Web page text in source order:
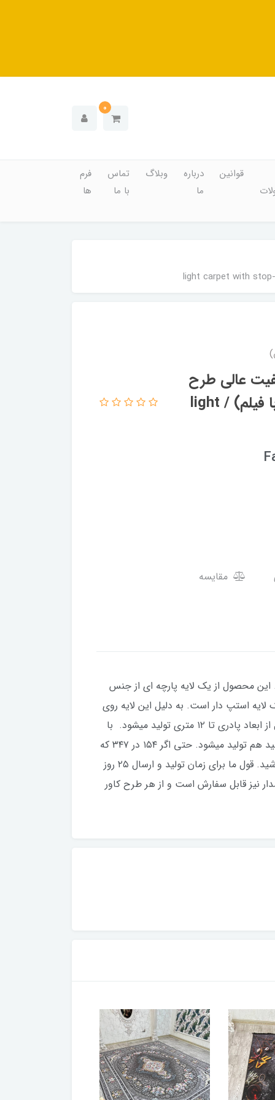
0
قوانین
درباره
ما
وبلاگ
تماس
با ما
فرم
ها
عالی طرح
اتاق کودک اسب تک شاخ کد fh1138 (با فیلم) / light
مقایسه
محصول از یک لایه پارچه ای از جنس
استپ دار است. به دلیل این لایه روی
سرامیک حرکت خاصی نخواهد داشت. این محصول را راحت می توان به مانند فرش به قالی شویی داد. این محصول از ابعاد پادری تا ۱۲ متری تولید میشود. با
توجه به سایزهای متنوع و تعداد طرح بسیار زیاد، این محصول با سفارش تولید میشود. هر سایزی که نیاز داشته باشید هم تولید میشود. حتی اگر ۱۵۴ در ۳۴۷ که
دقیق هم نیست تولید میشود. برای این سایزهایی که در منوی سایزها موجود نیست، از چت سایت با ما در تماس باشید. قول ما برای زمان تولید و ارسال ۲۵‌ روز
نیز قابل‌ سفارش است و از هر طرح کاور